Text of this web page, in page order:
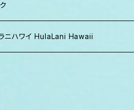
ニハワイ HulaLani Hawaii